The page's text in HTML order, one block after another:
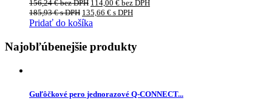
156,24€bez DPH 114,00 € bez DPH
185,93€s DPH 135,66 € s DPH
Pridať do košíka
Najobľúbenejšie produkty
Guľôčkové pero jednorazové Q-CONNECT...